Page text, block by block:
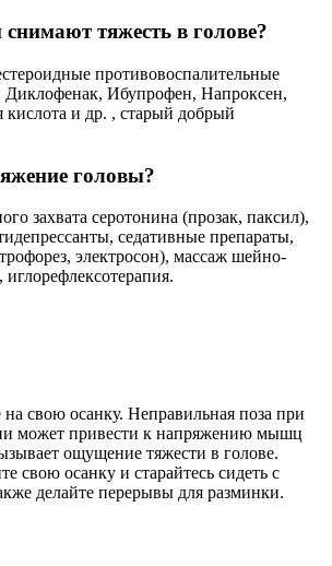
тяжесть в голове?
противовоспалительные
Ибупрофен, Напроксен,
кислота и др. , старый добрый
головы?
захвата серотонина (прозак, паксил),
седативные препараты,
электросон), массаж шейно-
свою осанку. Неправильная поза при
может привести к напряжению мышц
ощущение тяжести в голове.
свою осанку и старайтесь сидеть с
делайте перерывы для разминки.